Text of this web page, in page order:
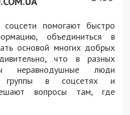
помогают быстро
объединиться в
основой многих добрых
что в разных
неравнодушные люди
группы в соцсетях и
вопросы там, где